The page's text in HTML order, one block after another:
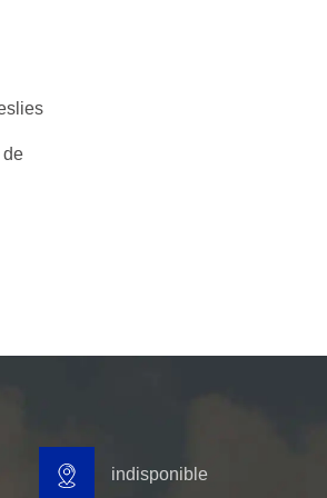
de
indisponible